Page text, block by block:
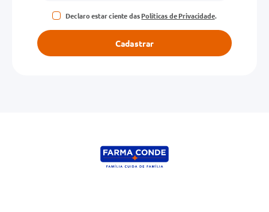
Declaro estar ciente dasPolíticas de Privacidade.
Cadastrar